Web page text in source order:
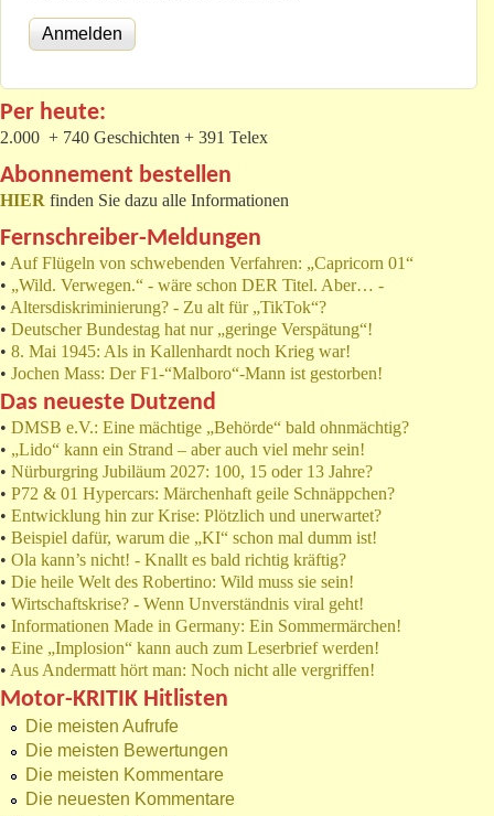
Per heute:
2.000 + 740 Geschichten + 391 Telex
Abonnement bestellen
HIER finden Sie dazu alle Informationen
Fernschreiber-Meldungen
• Auf Flügeln von schwebenden Verfahren: „Capricorn 01“
• „Wild. Verwegen.“ - wäre schon DER Titel. Aber… -
• Altersdiskriminierung? - Zu alt für „TikTok“?
• Deutscher Bundestag hat nur „geringe Verspätung“!
• 8. Mai 1945: Als in Kallenhardt noch Krieg war!
• Jochen Mass: Der F1-“Malboro“-Mann ist gestorben!
Das neueste Dutzend
• DMSB e.V.: Eine mächtige „Behörde“ bald ohnmächtig?
• „Lido“ kann ein Strand – aber auch viel mehr sein!
• Nürburgring Jubiläum 2027: 100, 15 oder 13 Jahre?
• P72 & 01 Hypercars: Märchenhaft geile Schnäppchen?
• Entwicklung hin zur Krise: Plötzlich und unerwartet?
• Beispiel dafür, warum die „KI“ schon mal dumm ist!
• Ola kann’s nicht! - Knallt es bald richtig kräftig?
• Die heile Welt des Robertino: Wild muss sie sein!
• Wirtschaftskrise? - Wenn Unverständnis viral geht!
• Informationen Made in Germany: Ein Sommermärchen!
• Eine „Implosion“ kann auch zum Leserbrief werden!
• Aus Andermatt hört man: Noch nicht alle vergriffen!
Motor-KRITIK Hitlisten
Die meisten Aufrufe
Die meisten Bewertungen
Die meisten Kommentare
Die neuesten Kommentare